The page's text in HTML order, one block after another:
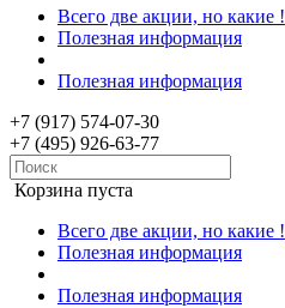
Всего две акции, но какие !
Полезная информация
Полезная информация
+7 (917) 574-07-30
+7 (495) 926-63-77
Корзина пуста
Всего две акции, но какие !
Полезная информация
Полезная информация